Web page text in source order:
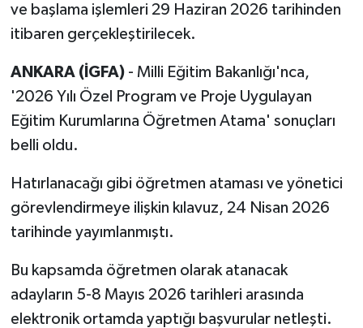
ve başlama işlemleri 29 Haziran 2026 tarihinden
itibaren gerçekleştirilecek.
ANKARA (İGFA)- Milli Eğitim Bakanlığı'nca,
'2026 Yılı Özel Program ve Proje Uygulayan
Eğitim Kurumlarına Öğretmen Atama' sonuçları
belli oldu.
Hatırlanacağı gibi öğretmen ataması ve yönetici
görevlendirmeye ilişkin kılavuz, 24 Nisan 2026
tarihinde yayımlanmıştı.
Bu kapsamda öğretmen olarak atanacak
adayların 5-8 Mayıs 2026 tarihleri arasında
elektronik ortamda yaptığı başvurular netleşti.